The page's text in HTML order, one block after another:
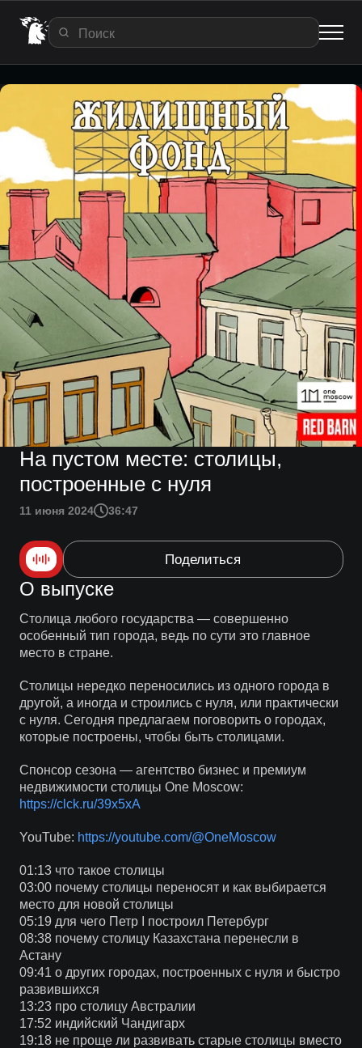
На пустом месте: столицы,
построенные с нуля
11 июня 2024 36:47
Поделиться
О выпуске
Столица любого государства — совершенно
особенный тип города, ведь по сути это главное
место в стране.
Столицы нередко переносились из одного города в
другой, а иногда и строились с нуля, или практически
с нуля. Сегодня предлагаем поговорить о городах,
которые построены, чтобы быть столицами.
Спонсор сезона — агентство бизнес и премиум
недвижимости столицы One Moscow:
https://clck.ru/39x5xA
YouTube: https://youtube.com/@OneMoscow
01:13 что такое столицы
03:00 почему столицы переносят и как выбирается
место для новой столицы
05:19 для чего Петр I построил Петербург
08:38 почему столицу Казахстана перенесли в
Астану
09:41 о других городах, построенных с нуля и быстро
развившихся
13:23 про столицу Австралии
17:52 индийский Чандигарх
19:18 не проще ли развивать старые столицы вместо